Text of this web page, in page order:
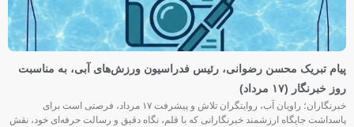
پیام تبریک محسن رضوانی، رئیس فدراسیون ورزش‌های آبی، به مناسبت
روز خبرنگار (۱۷ مرداد)
خبرنگاران؛ راویان آب، روایتگران تلاش و پیشرفت ۱۷ مرداد، فرصتی است برای
پاسداشت جایگاه ارزشمند خبرنگارانی که با قلم، نگاه دقیق و رسالت حرفه‌ای خود، نقش